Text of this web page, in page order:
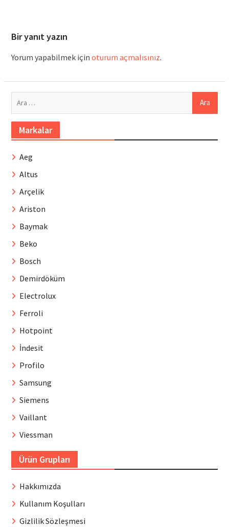
Bir yanıt yazın
Yorum yapabilmek için oturum açmalısınız.
Markalar
Aeg
Altus
Arçelik
Ariston
Baymak
Beko
Bosch
Demirdöküm
Electrolux
Ferroli
Hotpoint
İndesit
Profilo
Samsung
Siemens
Vaillant
Viessman
Ürün Grupları
Hakkımızda
Kullanım Koşulları
Gizlilik Sözleşmesi